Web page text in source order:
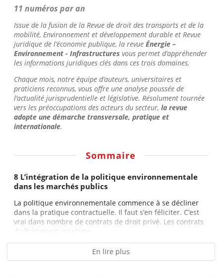
11 numéros par an
Issue de la fusion de la Revue de droit des transports et de la
mobilité, Environnement et développement durable et Revue
juridique de l’économie publique, la revue Énergie –
Environnement - Infrastructures vous permet d’appréhender
les informations juridiques clés dans ces trois domaines.
Chaque mois, notre équipe d’auteurs, universitaires et
praticiens reconnus, vous offre une analyse poussée de
l’actualité jurisprudentielle et législative. Résolument tournée
vers les préoccupations des acteurs du secteur, la revue
adopte une démarche transversale, pratique et
internationale.
Sommaire
8 L’intégration de la politique environnementale
dans les marchés publics
La politique environnementale commence à se décliner
dans la pratique contractuelle. Il faut s’en féliciter. C’est
vrai dans nombre de contrats de droit privé. Les contrats
d’affrètement maritime,...
En lire plus